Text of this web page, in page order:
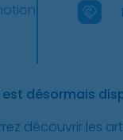
est désormais
découvrir les